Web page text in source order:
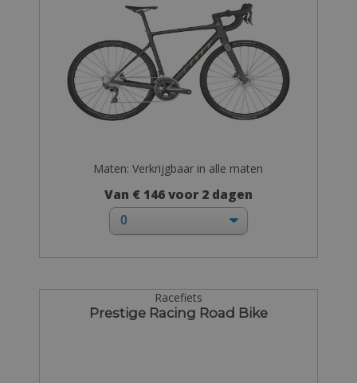
Maten: Verkrijgbaar in alle maten
Van € 146 voor 2 dagen
Racefiets
Prestige Racing Road Bike